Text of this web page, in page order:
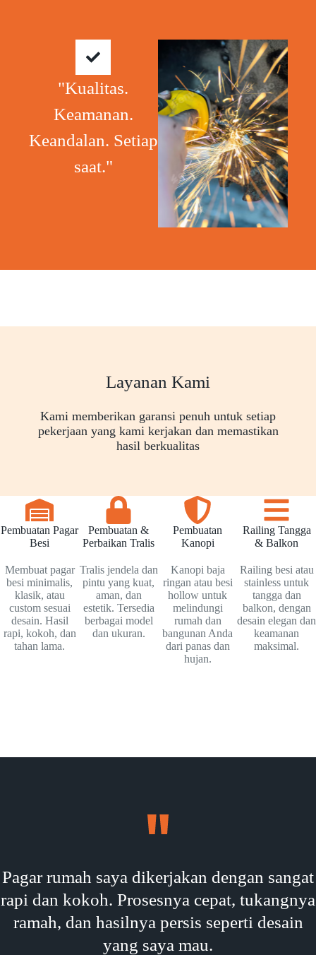
"Kualitas.
Keamanan.
Keandalan. Setiap
saat."
Layanan Kami
Kami memberikan garansi penuh untuk setiap
pekerjaan yang kami kerjakan dan memastikan
hasil berkualitas
Pembuatan Pagar
Besi
Membuat pagar
besi minimalis,
klasik, atau
custom sesuai
desain. Hasil
rapi, kokoh, dan
tahan lama.
Pembuatan &
Perbaikan Tralis
Tralis jendela dan
pintu yang kuat,
aman, dan
estetik. Tersedia
berbagai model
dan ukuran.
Pembuatan
Kanopi
Kanopi baja
ringan atau besi
hollow untuk
melindungi
rumah dan
bangunan Anda
dari panas dan
hujan.
Railing Tangga
& Balkon
Railing besi atau
stainless untuk
tangga dan
balkon, dengan
desain elegan dan
keamanan
maksimal.
Pagar rumah saya dikerjakan dengan sangat
rapi dan kokoh. Prosesnya cepat, tukangnya
ramah, dan hasilnya persis seperti desain
yang saya mau.